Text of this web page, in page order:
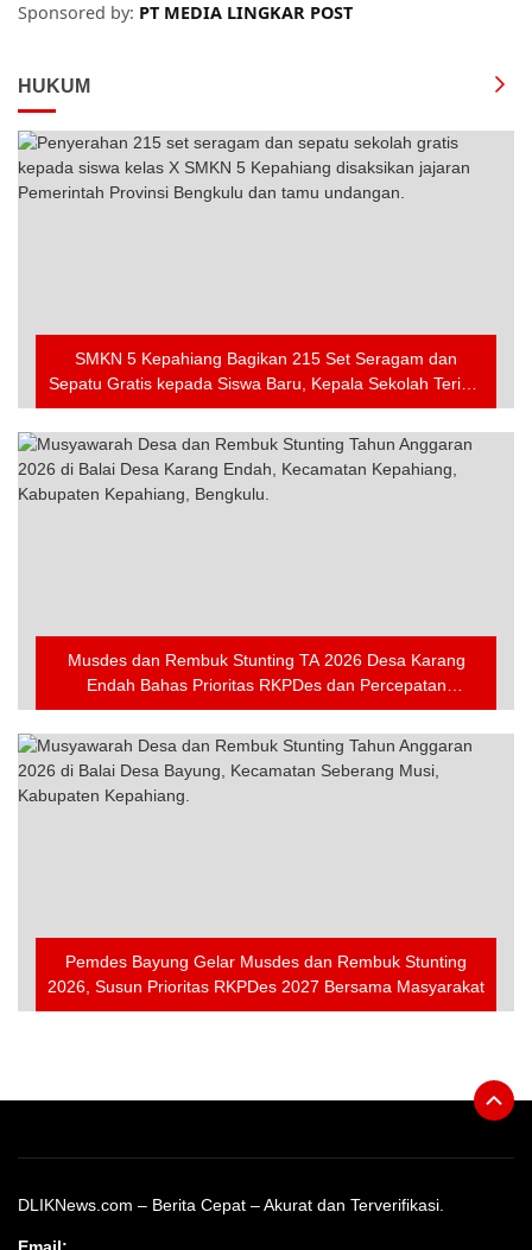
Sponsored by: PT MEDIA LINGKAR POST
HUKUM
SMKN 5 Kepahiang Bagikan 215 Set Seragam dan
Sepatu Gratis kepada Siswa Baru, Kepala Sekolah Terima
Penghargaan dari Pemprov Bengkulu
Musdes dan Rembuk Stunting TA 2026 Desa Karang
Endah Bahas Prioritas RKPDes dan Percepatan
Penanganan Stunting
Pemdes Bayung Gelar Musdes dan Rembuk Stunting
2026, Susun Prioritas RKPDes 2027 Bersama Masyarakat
DLIKNews.com – Berita Cepat – Akurat dan Terverifikasi.